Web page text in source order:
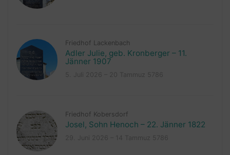
Friedhof Lackenbach
Adler Julie, geb. Kronberger – 11.
Jänner 1907
Friedhof Kobersdorf
Josel, Sohn Henoch – 22. Jänner 1822